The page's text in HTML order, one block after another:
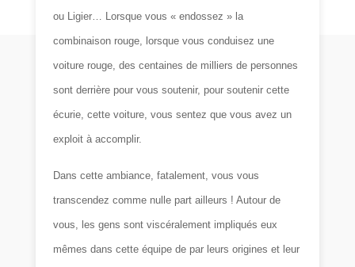
ou Ligier… Lorsque vous « endossez » la
combinaison rouge, lorsque vous conduisez une
voiture rouge, des centaines de milliers de personnes
sont derrière pour vous soutenir, pour soutenir cette
écurie, cette voiture, vous sentez que vous avez un
exploit à accomplir.
Dans cette ambiance, fatalement, vous vous
transcendez comme nulle part ailleurs ! Autour de
vous, les gens sont viscéralement impliqués eux
mêmes dans cette équipe de par leurs origines et leur